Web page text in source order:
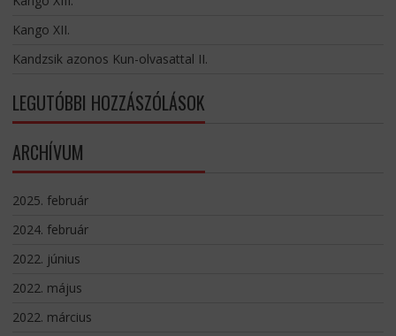
Kango XII.
Kandzsik azonos Kun-olvasattal II.
LEGUTÓBBI HOZZÁSZÓLÁSOK
ARCHÍVUM
2025. február
2024. február
2022. június
2022. május
2022. március